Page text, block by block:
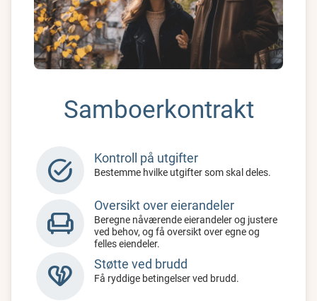
Samboerkontrakt
task_alt Kontroll på utgifter
Bestemme hvilke utgifter som skal deles.
chair
Oversikt over eierandeler
Beregne nåværende eierandeler og justere
ved behov, og få oversikt over egne og
felles eiendeler.
heart_broken Støtte ved brudd
Få ryddige betingelser ved brudd.